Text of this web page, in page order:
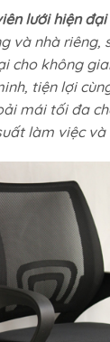
lưới hiện đại
và nhà riêng,
cho không
tiện lợi
mái tối đa
làm việc và